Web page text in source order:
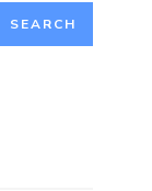
SEARCH